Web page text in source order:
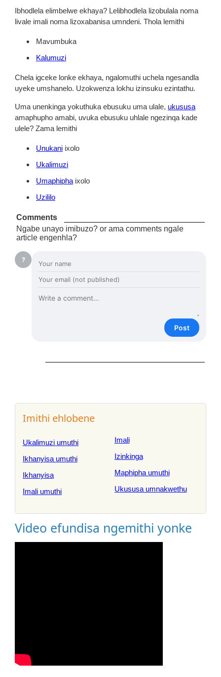
Ibhodlela elimbelwe ekhaya? Lelibhodlela lizobulala noma
livale imali noma lizoxabanisa umndeni. Thola lemithi
Mavumbuka
Kalumuzi
Chela igceke lonke ekhaya, ngalomuthi uchela ngesandla
uyeke umshanelo. Uzokwenza lokhu izinsuku ezintathu.
Uma unenkinga yokuthuka ebusuku uma ulale, ukususa
amaphupho amabi, uvuka ebusuku uhlale ngezinqa kade
ulele? Zama lemithi
Unukani ixolo
Ukalimuzi
Umaphipha ixolo
Uzililo
Comments
Ngabe unayo imibuzo? or ama comments ngale
article engenhla?
?
Post
Imithi ehlobene
Ukalimuzi umuthi
Ikhanyisa umuthi
Ikhanyisa
Imali umuthi
Imali
Izinkinga
Maphipha umuthi
Ukususa umnakwethu
Video efundisa ngemithi yonke